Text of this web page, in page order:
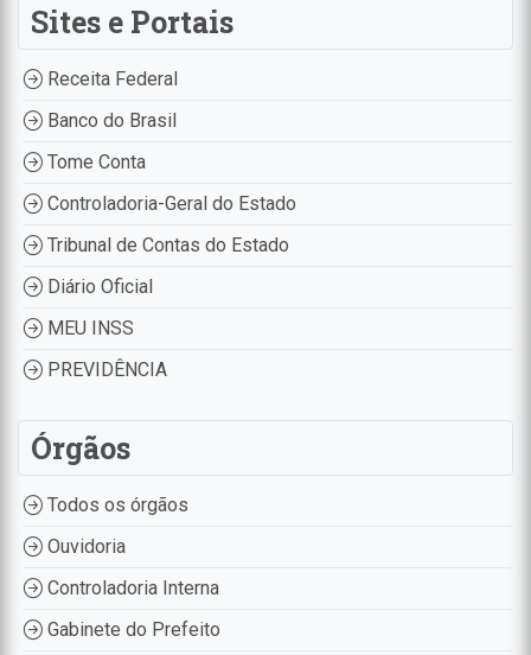
Sites e Portais
Receita Federal
Banco do Brasil
Tome Conta
Controladoria-Geral do Estado
Tribunal de Contas do Estado
Diário Oficial
MEU INSS
PREVIDÊNCIA
Órgãos
Todos os órgãos
Ouvidoria
Controladoria Interna
Gabinete do Prefeito